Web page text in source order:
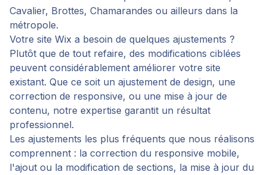
Cavalier, Brottes, Chamarandes ou ailleurs dans la
métropole.
Votre site Wix a besoin de quelques ajustements ?
Plutôt que de tout refaire, des modifications ciblées
peuvent considérablement améliorer votre site
existant. Que ce soit un ajustement de design, une
correction de responsive, ou une mise à jour de
contenu, notre expertise garantit un résultat
professionnel.
Les ajustements les plus fréquents que nous réalisons
comprennent : la correction du responsive mobile,
l'ajout ou la modification de sections, la mise à jour du